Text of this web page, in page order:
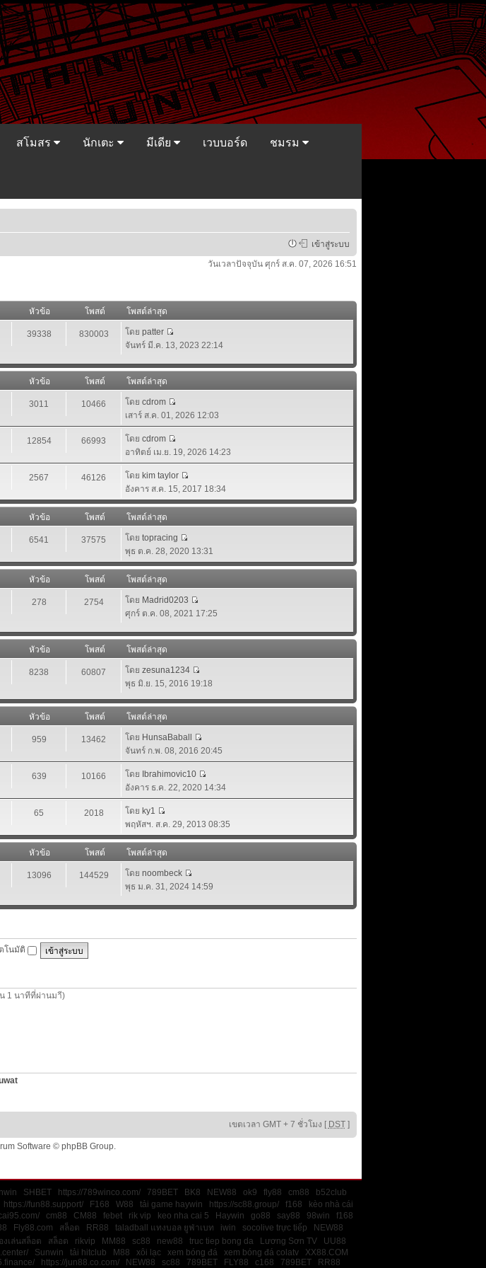
สโมสร นักเตะ มีเดีย เวบบอร์ด ชมรม
เข้าสู่ระบบ
วันเวลาปัจจุบัน ศุกร์ ส.ค. 07, 2026 16:51
หัวข้อ โพสต์
โพสต์ล่าสุด
39338 830003 โดย patter
จันทร์ มี.ค. 13, 2023 22:14
หัวข้อ โพสต์
โพสต์ล่าสุด
3011 10466 โดย cdrom
เสาร์ ส.ค. 01, 2026 12:03
12854 66993 โดย cdrom
อาทิตย์ เม.ย. 19, 2026 14:23
2567 46126 โดย kim taylor
อังคาร ส.ค. 15, 2017 18:34
หัวข้อ โพสต์
โพสต์ล่าสุด
6541 37575 โดย topracing
พุธ ต.ค. 28, 2020 13:31
หัวข้อ โพสต์
โพสต์ล่าสุด
278 2754 โดย Madrid0203
ศุกร์ ต.ค. 08, 2021 17:25
หัวข้อ โพสต์
โพสต์ล่าสุด
8238 60807 โดย zesuna1234
พุธ มิ.ย. 15, 2016 19:18
หัวข้อ โพสต์
โพสต์ล่าสุด
959 13462 โดย HunsaBaball
จันทร์ ก.พ. 08, 2016 20:45
639 10166 โดย Ibrahimovic10
อังคาร ธ.ค. 22, 2020 14:34
65 2018 โดย ky1
พฤหัสฯ. ส.ค. 29, 2013 08:35
หัวข้อ โพสต์
โพสต์ล่าสุด
13096 144529 โดย noombeck
พุธ ม.ค. 31, 2024 14:59
โนมัติ
1 นาทีที่ผ่านมาี)
เขตเวลา GMT + 7 ชั่วโมง [ DST]
Software © phpBB Group.
SHBET https://789winco.com/ 789BET BK8 NEW88 ok9 fly88 cm88
b52club
https://fun88.support/ F168 W88 tải game haywin https://sc88.group/ f168
kèo nhà cái
cm88 CM88 febet rik vip keo nha cai 5 Haywin go88 say88 98win
f168
Fly88.com สล็อต RR88 taladball แทงบอล ยูฟ่าเบท iwin socolive trực tiếp
NEW88
งเล่นสล็อต สล็อต rikvip MM88 sc88 new88 truc tiep bong da Lương Sơn TV
UU88
Sunwin tải hitclub M88 xôi lạc xem bóng đá xem bóng đá colatv
XX88.COM
https://jun88.co.com/ NEW88 sc88 789BET FLY88 c168 789BET
RR88